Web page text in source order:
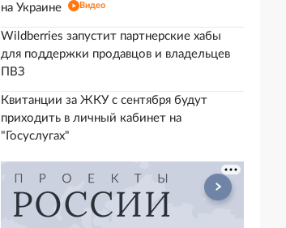
на Украине
Видео
Wildberries запустит партнерские хабы
для поддержки продавцов и владельцев
ПВЗ
Квитанции за ЖКУ с сентября будут
приходить в личный кабинет на
"Госуслугах"